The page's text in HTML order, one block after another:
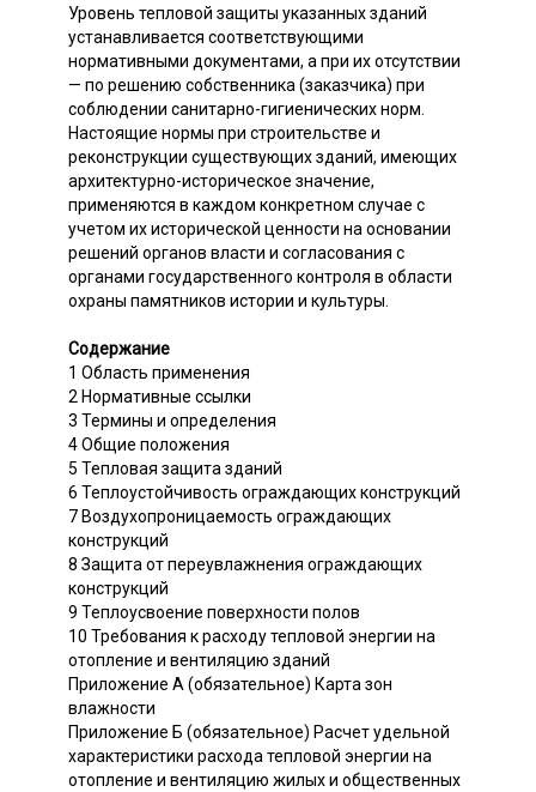
Уровень тепловой защиты указанных зданий
устанавливается соответствующими
нормативными документами, а при их отсутствии
— по решению собственника (заказчика) при
соблюдении санитарно-гигиенических норм.
Настоящие нормы при строительстве и
реконструкции существующих зданий, имеющих
архитектурно-историческое значение,
применяются в каждом конкретном случае с
учетом их исторической ценности на основании
решений органов власти и согласования с
органами государственного контроля в области
охраны памятников истории и культуры.
Содержание
1 Область применения
2 Нормативные ссылки
3 Термины и определения
4 Общие положения
5 Тепловая защита зданий
6 Теплоустойчивость ограждающих конструкций
7 Воздухопроницаемость ограждающих
конструкций
8 Защита от переувлажнения ограждающих
конструкций
9 Теплоусвоение поверхности полов
10 Требования к расходу тепловой энергии на
отопление и вентиляцию зданий
Приложение А (обязательное) Карта зон
влажности
Приложение Б (обязательное) Расчет удельной
характеристики расхода тепловой энергии на
отопление и вентиляцию жилых и общественных